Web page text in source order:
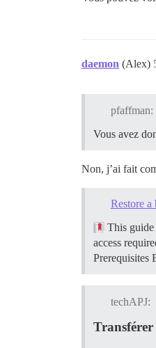
daemon (Alex)
pfaffman:
Vous avez
Non, j’ai fait
Restore
This
access
Prerequisites
techAPJ:
Transférer